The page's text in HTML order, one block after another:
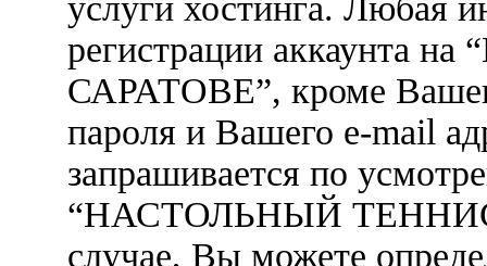
услуги хостинга. Любая
регистрации
САРАТОВЕ”, кроме
пароля и Вашего e-mail
запрашивается по
“НАСТОЛЬНЫЙ
случае, Вы можете